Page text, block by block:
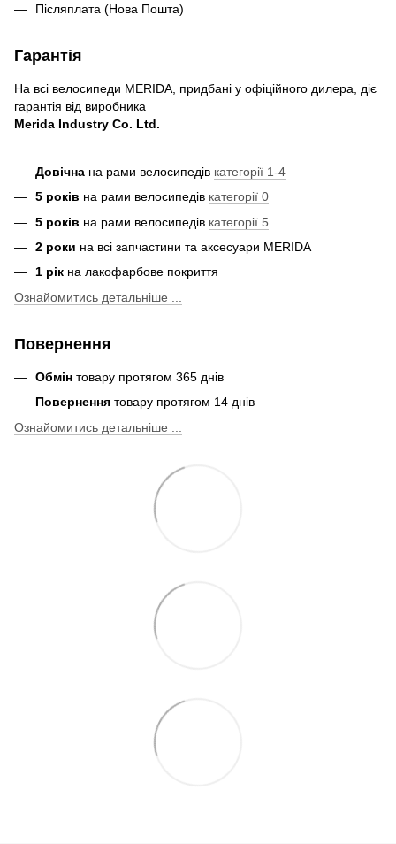
Післяплата (Нова Пошта)
Гарантія
На всі велосипеди MERIDA, придбані у офіційного дилера, діє
гарантія від виробника
Merida Industry Co. Ltd.
Довічна на рами велосипедів категорії 1-4
5 років на рами велосипедів категорії 0
5 років на рами велосипедів категорії 5
2 роки на всі запчастини та аксесуари MERIDA
1 рік на лакофарбове покриття
Ознайомитись детальніше ...
Повернення
Обмін товару протягом 365 днів
Повернення товару протягом 14 днів
Ознайомитись детальніше ...